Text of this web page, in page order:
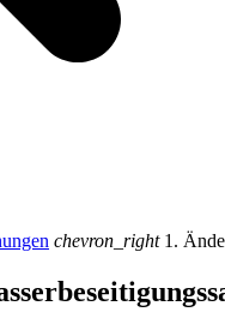
chevron_right 1.